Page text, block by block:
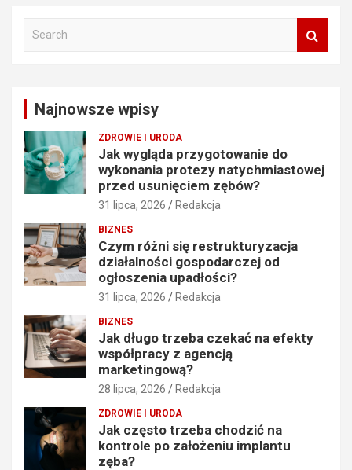
Najnowsze wpisy
ZDROWIE I URODA
Jak wygląda przygotowanie do
wykonania protezy natychmiastowej
przed usunięciem zębów?
31 lipca, 2026 Redakcja
BIZNES
Czym różni się restrukturyzacja
działalności gospodarczej od
ogłoszenia upadłości?
31 lipca, 2026 Redakcja
BIZNES
Jak długo trzeba czekać na efekty
współpracy z agencją
marketingową?
28 lipca, 2026 Redakcja
ZDROWIE I URODA
Jak często trzeba chodzić na
kontrole po założeniu implantu
zęba?